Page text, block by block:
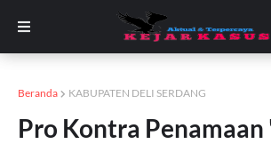
Beranda KABUPATEN DELI SERDANG
Pro Kontra Penamaan